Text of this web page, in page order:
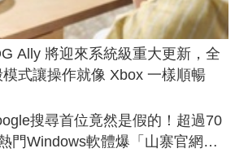
Ally 將迎來系統級重大更新，全
式讓操作就像 Xbox 一樣順暢
搜尋首位竟然是假的！超過70
門Windows軟體爆「山寨官網」